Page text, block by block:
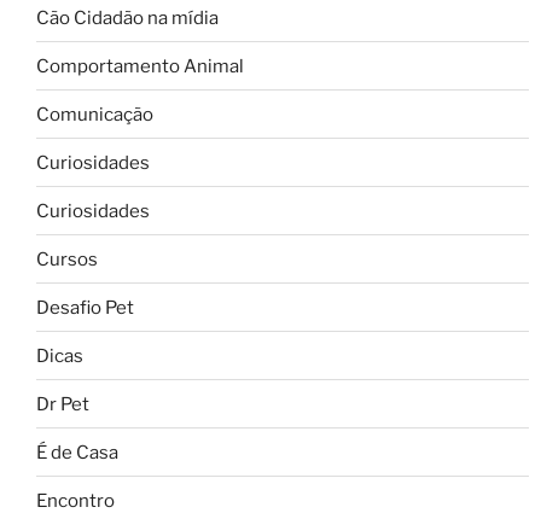
Cão Cidadão na mídia
Comportamento Animal
Comunicação
Curiosidades
Curiosidades
Cursos
Desafio Pet
Dicas
Dr Pet
É de Casa
Encontro